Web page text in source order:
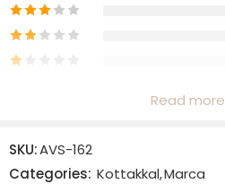
There are no reviews yet.
Read more
SKU:AVS-162
Categories: Kottakkal,Marca